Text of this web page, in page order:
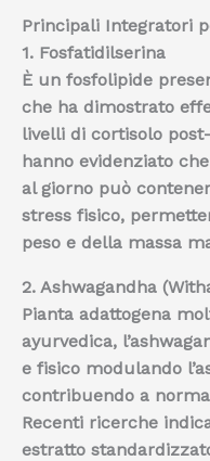
Principali Integratori
1. Fosfatidilserina
È un fosfolipide
che ha dimostrato
livelli di cortisolo
hanno evidenziato
al giorno può
stress fisico,
peso e della massa
2. Ashwagandha
Pianta adattogena
ayurvedica,
e fisico modulando
contribuendo a
Recenti ricerche
estratto